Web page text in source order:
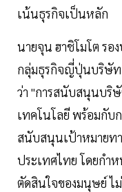
เน้นธุรกิจเป็นหลัก
นายจุน ฮาชิโมโต รอ
กลุ่มธุรกิจญี่ปุ่นบริษัท
ว่า "การสนับสนุนบริ
เทคโนโลยี พร้อมกับ
สนับสนุนเป้าหมายท
ประเทศไทย โดยกำ
ตัดสินใจของมนุษย์ ไ